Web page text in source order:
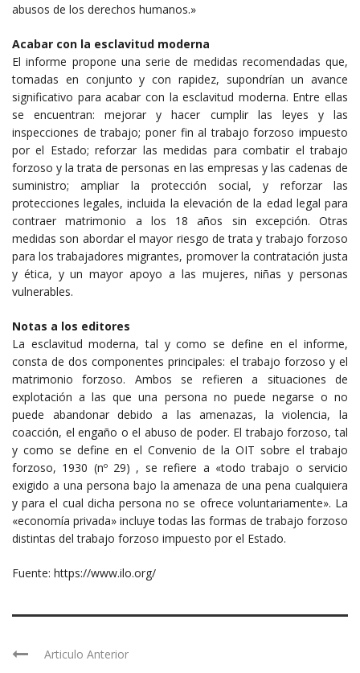
abusos de los derechos humanos.»
Acabar con la esclavitud moderna
El informe propone una serie de medidas recomendadas que,
tomadas en conjunto y con rapidez, supondrían un avance
significativo para acabar con la esclavitud moderna. Entre ellas
se encuentran: mejorar y hacer cumplir las leyes y las
inspecciones de trabajo; poner fin al trabajo forzoso impuesto
por el Estado; reforzar las medidas para combatir el trabajo
forzoso y la trata de personas en las empresas y las cadenas de
suministro; ampliar la protección social, y reforzar las
protecciones legales, incluida la elevación de la edad legal para
contraer matrimonio a los 18 años sin excepción. Otras
medidas son abordar el mayor riesgo de trata y trabajo forzoso
para los trabajadores migrantes, promover la contratación justa
y ética, y un mayor apoyo a las mujeres, niñas y personas
vulnerables.
Notas a los editores
La esclavitud moderna, tal y como se define en el informe,
consta de dos componentes principales: el trabajo forzoso y el
matrimonio forzoso. Ambos se refieren a situaciones de
explotación a las que una persona no puede negarse o no
puede abandonar debido a las amenazas, la violencia, la
coacción, el engaño o el abuso de poder. El trabajo forzoso, tal
y como se define en el Convenio de la OIT sobre el trabajo
forzoso, 1930 (nº 29) , se refiere a «todo trabajo o servicio
exigido a una persona bajo la amenaza de una pena cualquiera
y para el cual dicha persona no se ofrece voluntariamente». La
«economía privada» incluye todas las formas de trabajo forzoso
distintas del trabajo forzoso impuesto por el Estado.
Fuente: https://www.ilo.org/
Articulo Anterior